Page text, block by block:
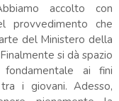
accolto con
provvedimento che
del Ministero della
si dà spazio
fondamentale ai fini
i giovani. Adesso,